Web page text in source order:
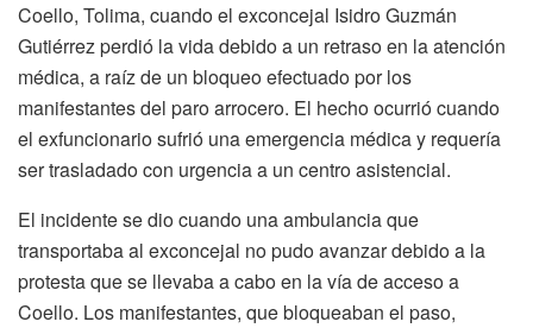
Coello, Tolima, cuando el exconcejal Isidro Guzmán
Gutiérrez perdió la vida debido a un retraso en la atención
médica, a raíz de un bloqueo efectuado por los
manifestantes del paro arrocero. El hecho ocurrió cuando
el exfuncionario sufrió una emergencia médica y requería
ser trasladado con urgencia a un centro asistencial.
El incidente se dio cuando una ambulancia que
transportaba al exconcejal no pudo avanzar debido a la
protesta que se llevaba a cabo en la vía de acceso a
Coello. Los manifestantes, que bloqueaban el paso,